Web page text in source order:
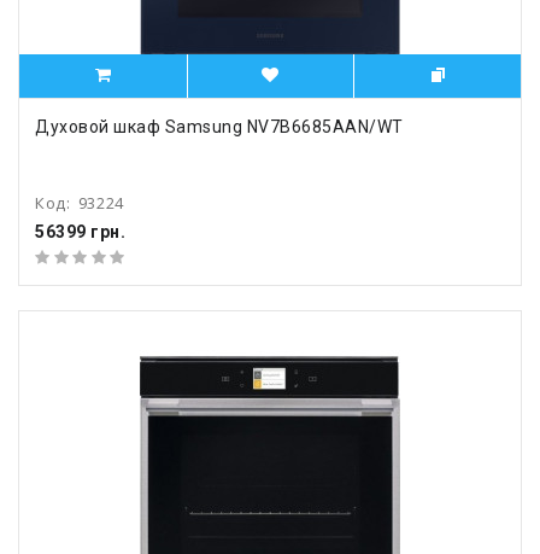
Духовой шкаф Samsung NV7B6685AAN/WT
Код: 93224
56399 грн.